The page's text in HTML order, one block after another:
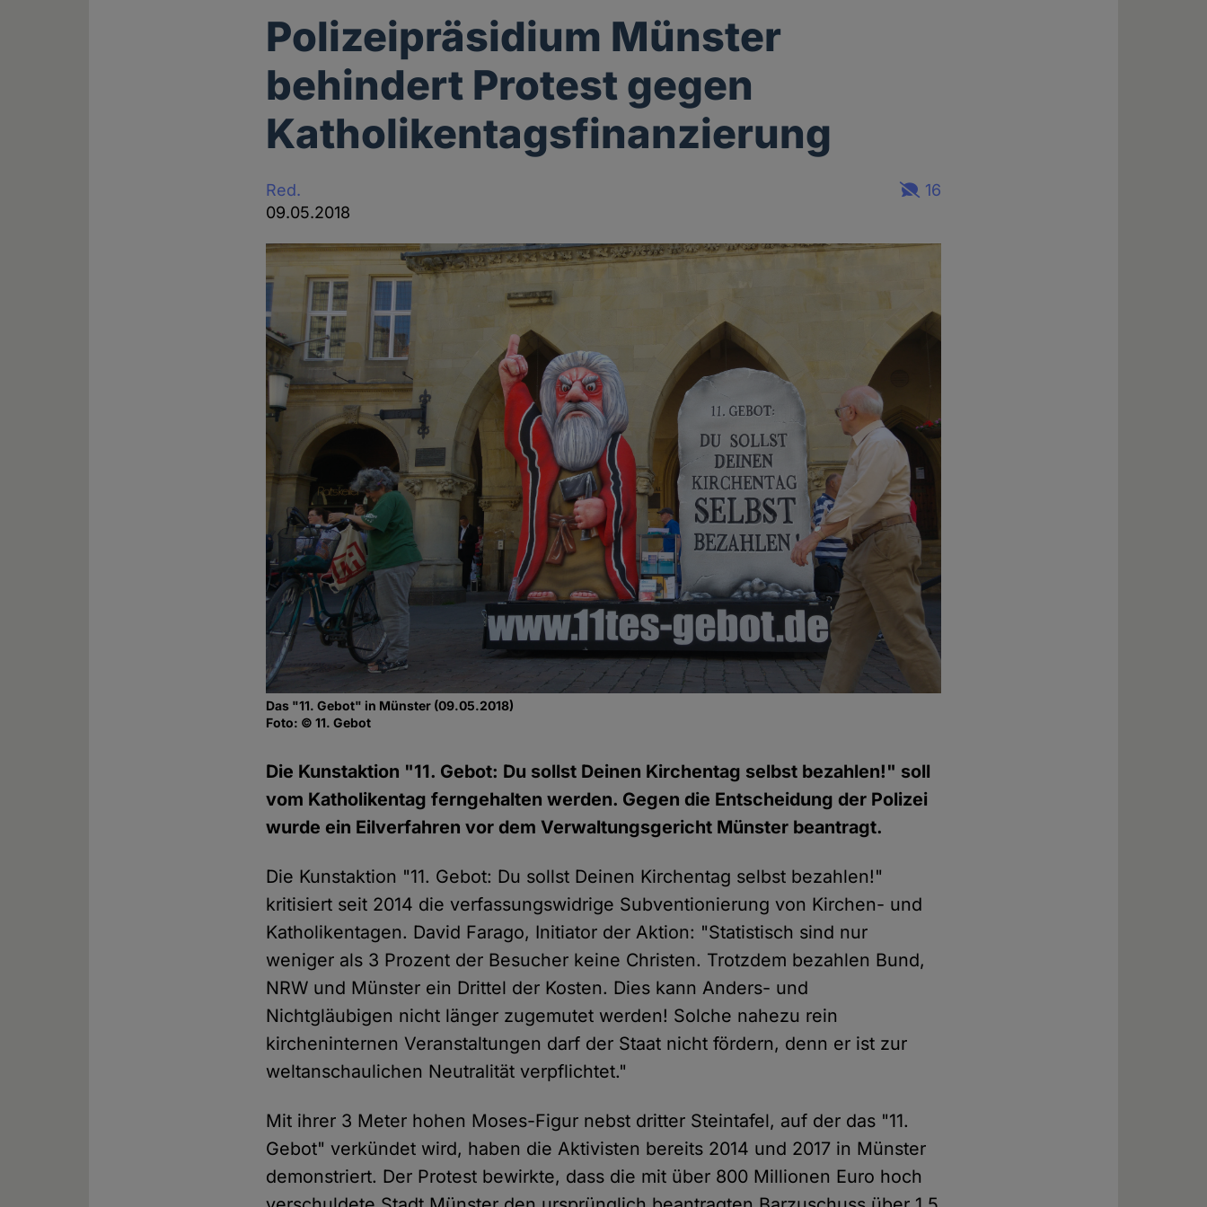
Polizeipräsidium Münster
behindert Protest gegen
Katholikentagsfinanzierung
Red.
09.05.2018
16
Das "11. Gebot" in Münster (09.05.2018)
Foto: © 11. Gebot
Die Kunstaktion "11. Gebot: Du sollst Deinen Kirchentag selbst bezahlen!" soll
vom Katholikentag ferngehalten werden. Gegen die Entscheidung der Polizei
wurde ein Eilverfahren vor dem Verwaltungsgericht Münster beantragt.
Die Kunstaktion "11. Gebot: Du sollst Deinen Kirchentag selbst bezahlen!"
kritisiert seit 2014 die verfassungswidrige Subventionierung von Kirchen- und
Katholikentagen. David Farago, Initiator der Aktion: "Statistisch sind nur
weniger als 3 Prozent der Besucher keine Christen. Trotzdem bezahlen Bund,
NRW und Münster ein Drittel der Kosten. Dies kann Anders- und
Nichtgläubigen nicht länger zugemutet werden! Solche nahezu rein
kircheninternen Veranstaltungen darf der Staat nicht fördern, denn er ist zur
weltanschaulichen Neutralität verpflichtet."
Mit ihrer 3 Meter hohen Moses-Figur nebst dritter Steintafel, auf der das "11.
Gebot" verkündet wird, haben die Aktivisten bereits 2014 und 2017 in Münster
demonstriert. Der Protest bewirkte, dass die mit über 800 Millionen Euro hoch